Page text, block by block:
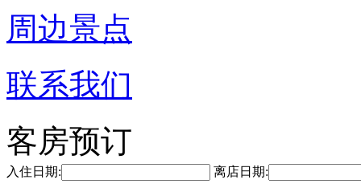
周边景点
联系我们
客房预订
入住日期: 离店日期: